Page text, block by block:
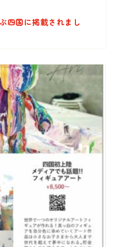
四国に掲載されまし